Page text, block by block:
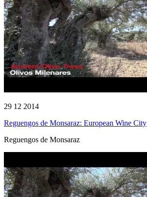
29 12 2014
Reguengos de Monsaraz: European Wine City
Reguengos de Monsaraz